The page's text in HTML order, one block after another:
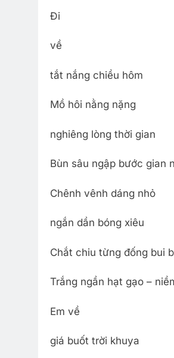
Đi
về
tắt nắng chiều hôm
Mồ hôi nằng nặng
nghiêng lòng thời gian
Bùn sâu ngập bước gian
Chênh vênh dáng nhỏ
ngắn dần bóng xiêu
Chắt chiu từng đống bui
Trắng ngần hạt gạo –
Em về
giá buốt trời khuya